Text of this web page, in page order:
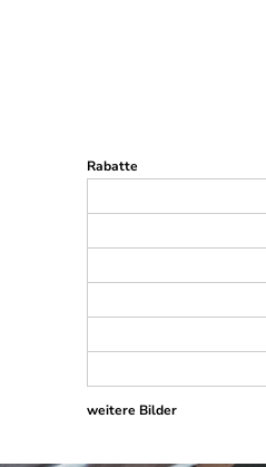
Rabatte
weitere Bilder